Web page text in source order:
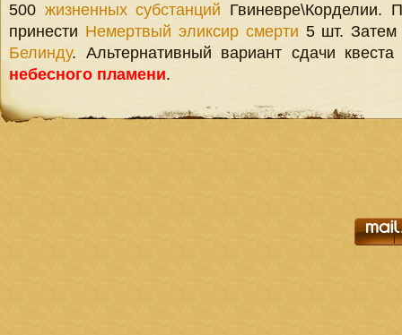
500 жизненных субстанций Гвиневре\Корделии.
принести Немертвый эликсир смерти 5 шт.
Белинду. Альтернативный вариант сдачи
небесного пламени.